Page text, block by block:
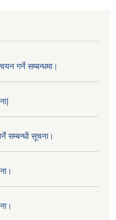
गर्ने सम्बन्धमा।
सम्बन्धी सूचना।